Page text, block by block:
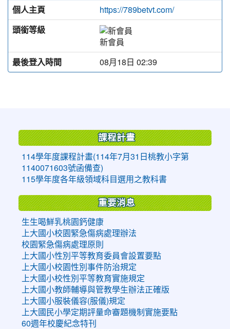
個人主頁
https://789betvt.com/
頭銜等級
新會員
最後登入時間
08月18日 02:39
課程計畫
114學年度課程計畫(114年7月31日桃教小字第
1140071603號函備查)
115學年度各年級領域科目選用之教科書
重要消息
生生喝鮮乳桃園鈣健康
上大國小校園緊急傷病處理辦法
校園緊急傷病處理原則
上大國小性別平等教育委員會設置要點
上大國小校園性別事件防治規定
上大國小校性別平等教育實施規定
上大國小教師輔導與管教學生辦法正確版
上大國小服裝儀容(服儀)規定
上大國民小學定期評量命審題機制實施要點
60週年校慶紀念特刊